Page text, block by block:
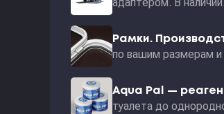
Рамки.
по вашим размерам
Aqua Pal —
туалета до